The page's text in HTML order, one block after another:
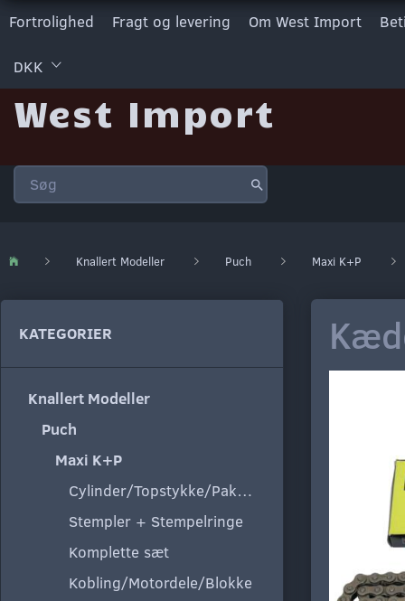
Fortrolighed Fragt og levering Om West Import
DKK
West Import
Knallert Modeller Puch Maxi K+P
KATEGORIER
Knallert Modeller
Puch
Maxi K+P
Cylinder/Topstykke/Pakning
Stempler + Stempelringe
Komplette sæt
Kobling/Motordele/Blokke